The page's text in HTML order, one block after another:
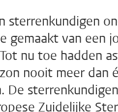
sterrenkundigen
gemaakt van een
nu toe hadden
nooit meer dan
De
Zuidelijke